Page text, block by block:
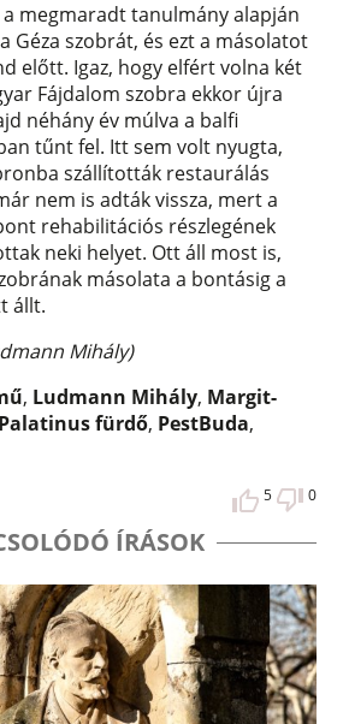
megmaradt tanulmány alapján
Géza szobrát, és ezt a másolatot
előtt. Igaz, hogy elfért volna két
Fájdalom szobra ekkor újra
néhány év múlva a balfi
tűnt fel. Itt sem volt nyugta,
szállították restaurálás
nem is adták vissza, mert a
rehabilitációs részlegének
neki helyet. Ott áll most is,
másolata a bontásig a
állt.
Mihály)
, Ludmann Mihály, Margit-
Palatinus fürdő, PestBuda,
5 0
ÍRÁSOK